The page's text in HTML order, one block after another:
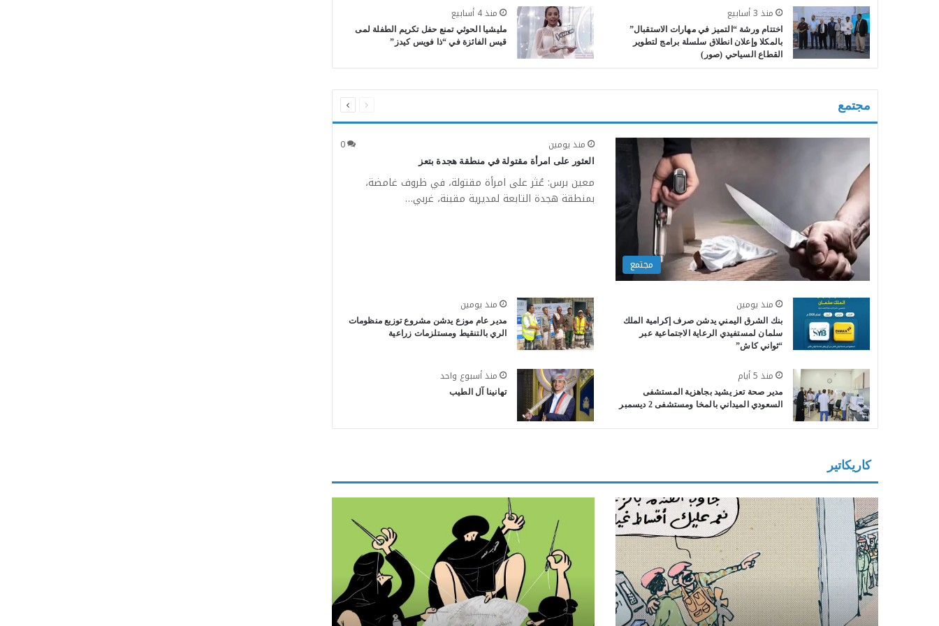
منذ 3 أسابيع
اختتام ورشة “التميز في مهارات الاستقبال”
بالمكلا وإعلان انطلاق سلسلة برامج لتطوير
القطاع السياحي (صور)
منذ 4 أسابيع
مليشيا الحوثي تمنع حفل تكريم الطفلة لمى
قيس الفائزة في “ذا فويس كيدز”
مجتمع الصفحة
السابقة
الصفحة
التالية
مجتمع
منذ يومين 0
العثور على امرأة مقتولة في منطقة هجدة بتعز
معين برس: عُثر على امرأة مقتولة، في ظروف غامضة،
بمنطقة هجدة التابعة لمديرية مقبنة، غربي…
منذ يومين
بنك الشرق اليمني يدشن صرف إكرامية الملك
سلمان لمستفيدي الرعاية الاجتماعية عبر
“ثواني كاش”
منذ يومين
مدير عام موزع يدشن مشروع توزيع منظومات
الري بالتنقيط ومستلزمات زراعية
منذ 5 أيام
مدير صحة تعز يشيد بجاهزية المستشفى
السعودي الميداني بالمخا ومستشفى 2 ديسمبر
منذ أسبوع واحد
تهانينا آل الطيب
كاريكاتير